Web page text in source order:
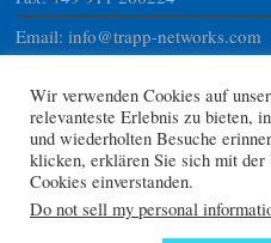
Email: info@trapp-networks.com
USTNR DE 24028130747
ID 15801735008
Wir verwenden Cookies auf
relevanteste Erlebnis zu bieten,
und wiederholten Besuche
klicken, erklären Sie sich mit
Cookies einverstanden.
Do not sell my personal